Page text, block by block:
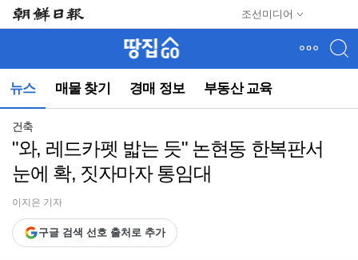
조선미디어
뉴스 매물 찾기 경매 정보 부동산 교육
뉴
(컨
건축
"와, 레드카펫 밟는 듯" 논현동 한복판서
눈에 확, 짓자마자 통임대
이지은 기자
구글 검색 선호 출처로 추가